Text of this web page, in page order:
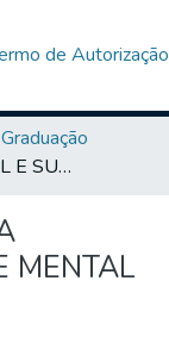
de Autorização
Graduação
O POLICIAL PENAL E SUA RELAÇÃO COM A SAÚDE MENTAL
MENTAL